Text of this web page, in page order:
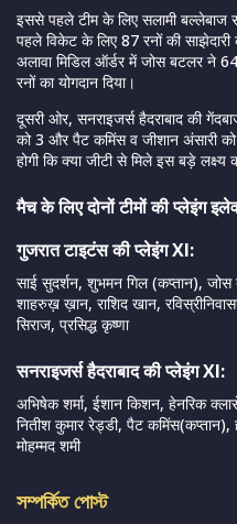
इससे पहले टीम के लिए सलामी
पहले विकेट के लिए 87 रनों की
अलावा मिडिल ऑर्डर में जोस बटलर ने
रनों का योगदान दिया।
दूसरी ओर, सनराइजर्स हैदराबाद की
को 3 और पैट कमिंस व जीशान अंसारी
होगी कि क्या जीटी से मिले इस बड़े लक्ष्य
मैच के लिए दोनों टीमों की प्लेइंग
गुजरात टाइटंस की प्लेइंग XI:
साई सुदर्शन, शुभमन गिल (कप्तान), जोस
शाहरुख़ ख़ान, राशिद खान,
सिराज, प्रसिद्ध कृष्णा
सनराइजर्स हैदराबाद की प्लेइंग XI:
अभिषेक शर्मा, ईशान किशन, हेनरिक
नितीश कुमार रेड्डी, पैट
मोहम्मद शमी
সম্পর্কিত পোস্ট